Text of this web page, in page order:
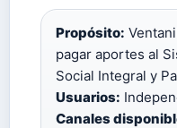
Propósito:
pagar aportes al
Social Integral y
Usuarios:
Canales